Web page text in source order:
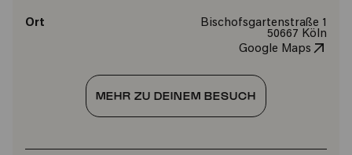
Ort
Bischofsgartenstraße 1
50667 Köln
Google Maps
MEHR ZU DEINEM BESUCH